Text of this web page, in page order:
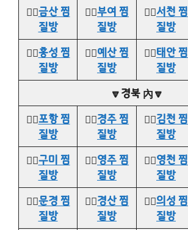
👉🏻금산 찜
질방
👉🏻부여 찜
질방
👉🏻서천 찜
질방
👉🏻홍성 찜
질방
👉🏻예산 찜
질방
👉🏻태안 찜
질방
🔽경북 內🔽
👉🏻포항 찜
질방
👉🏻경주 찜
질방
👉🏻김천 찜
질방
👉🏻구미 찜
질방
👉🏻영주 찜
질방
👉🏻영천 찜
질방
👉🏻문경 찜
질방
👉🏻경산 찜
질방
👉🏻의성 찜
질방